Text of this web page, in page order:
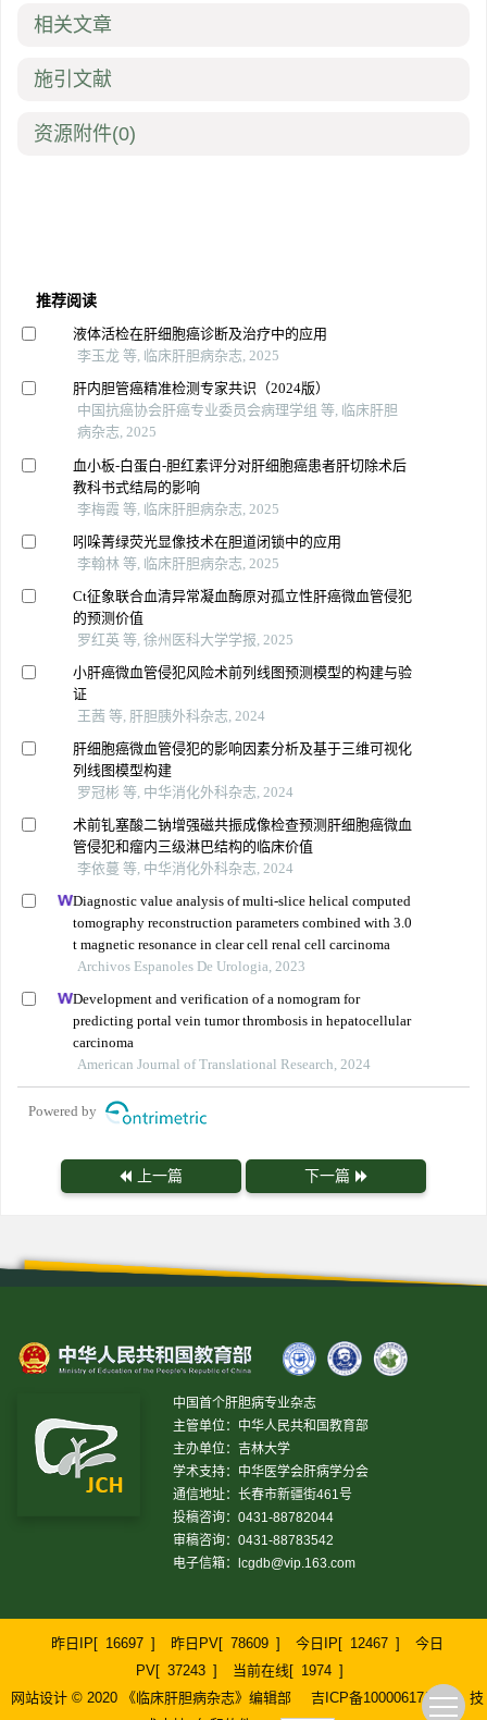
相关文章
施引文献
资源附件(0)
推荐阅读
液体活检在肝细胞癌诊断及治疗中的应用
李玉龙 等, 临床肝胆病杂志, 2025
肝内胆管癌精准检测专家共识（2024版）
中国抗癌协会肝癌专业委员会病理学组 等, 临床肝胆
病杂志, 2025
血小板-白蛋白-胆红素评分对肝细胞癌患者肝切除术后
教科书式结局的影响
李梅霞 等, 临床肝胆病杂志, 2025
吲哚菁绿荧光显像技术在胆道闭锁中的应用
李翰林 等, 临床肝胆病杂志, 2025
Ct征象联合血清异常凝血酶原对孤立性肝癌微血管侵犯
的预测价值
罗红英 等, 徐州医科大学学报, 2025
小肝癌微血管侵犯风险术前列线图预测模型的构建与验
证
王茜 等, 肝胆胰外科杂志, 2024
肝细胞癌微血管侵犯的影响因素分析及基于三维可视化
列线图模型构建
罗冠彬 等, 中华消化外科杂志, 2024
术前钆塞酸二钠增强磁共振成像检查预测肝细胞癌微血
管侵犯和瘤内三级淋巴结构的临床价值
李依蔓 等, 中华消化外科杂志, 2024
Diagnostic value analysis of multi-slice helical computed
tomography reconstruction parameters combined with 3.0
t magnetic resonance in clear cell renal cell carcinoma
Archivos Espanoles De Urologia, 2023
Development and verification of a nomogram for
predicting portal vein tumor thrombosis in hepatocellular
carcinoma
American Journal of Translational Research, 2024
Powered by
上一篇 下一篇
中国首个肝胆病专业杂志
主管单位：中华人民共和国教育部
主办单位：吉林大学
学术支持：中华医学会肝病学分会
通信地址：长春市新疆街461号
投稿咨询：0431-88782044
审稿咨询：0431-88783542
电子信箱：
lcgdb@vip.163.com
昨日IP[ 16697 ] 昨日PV[ 78609 ] 今日IP[ 12467 ]
今日
PV[ 37243 ] 当前在线[ 1974 ]
网站设计 © 2020 《临床肝胆病杂志》编辑部
吉ICP备10000617号-1
技